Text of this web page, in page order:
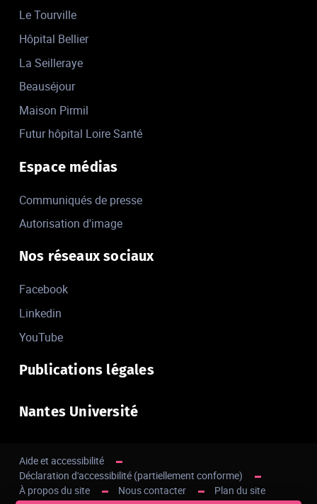
Le Tourville
Hôpital Bellier
La Seilleraye
Beauséjour
Maison Pirmil
Futur hôpital Loire Santé
Espace médias
Communiqués de presse
Autorisation d'image
Nos réseaux sociaux
Facebook
Linkedin
YouTube
Publications légales
Nantes Université
Aide et accessibilité
Déclaration d'accessibilité (partiellement conforme)
À propos du site
Nous contacter Plan du site